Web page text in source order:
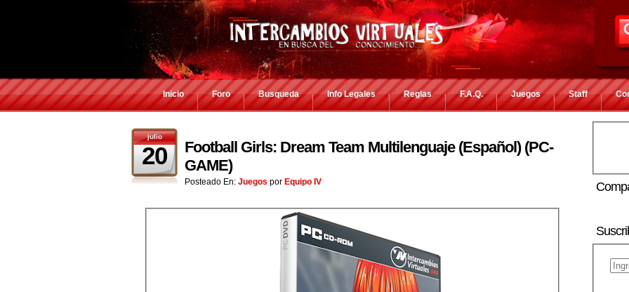
Inicio Foro Busqueda Info Legales Reglas F.A.Q. Juegos Staff
julio
20
Football Girls: Dream Team Multilenguaje (Español) (PC-
GAME)
Posteado En: Juegos por Equipo IV